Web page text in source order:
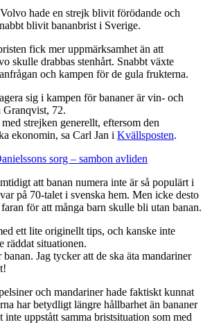
hade en strejk blivit förödande och
blivit bananbrist i Sverige.
fick mer uppmärksamhet än att
skulle drabbas stenhårt. Snabbt växte
och kampen för de gula frukterna.
sig i kampen för bananer är vin- och
Granqvist, 72.
strejken generellt, eftersom den
ekonomin, sa Carl Jan i Kvällsposten.
sorg – sambon avliden
att banan numera inte är så populärt i
på 70-talet i svenska hem. Men icke desto
för att många barn skulle bli utan banan.
ett lite originellt tips, och kanske inte
räddat situationen.
Jag tycker att de ska äta mandariner
och mandariner hade faktiskt kunnat
har betydligt längre hållbarhet än bananer
inte uppstått samma bristsituation som med